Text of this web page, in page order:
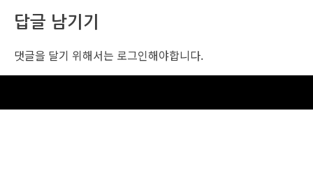
답글 남기기
댓글을 달기 위해서는 로그인해야합니다.